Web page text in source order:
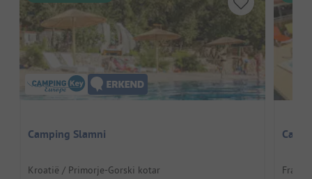
Camping Slamni
Kroatië / Primorje-Gorski kotar